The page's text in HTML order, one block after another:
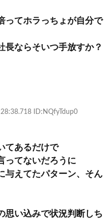
ってホラっちょが自分で
長ならそいつ手放すか？
ID:NQfyTdup0
てあるだけで
ってないだろうに
与えてたパターン、そん
思い込みで状況判断しち